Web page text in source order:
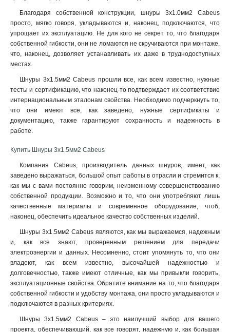
Благодаря собственной конструкции, шнуры 3x1.0мм2 Cabeus
просто, мягко говоря, укладываются и, наконец, подключаются, что
упрощает их эксплуатацию. Не для кого не секрет то, что благодаря
собственной гибкости, они не ломаются не скручиваются при монтаже,
что, наконец, дозволяет устанавливать их даже в труднодоступных
местах.
Шнуры 3x1.5мм2 Cabeus прошли все, как всем известно, нужные
тесты и сертификацию, что наконец-то подтверждает их соответствие
интернациональным эталонам свойства. Необходимо подчеркнуть то,
что они имеют все, как заведено, нужные сертификаты и
документацию, также гарантируют сохранность и надежность в
работе.
Купить Шнуры 3x1.5мм2 Cabeus
Компания Cabeus, производитель данных шнуров, имеет, как
заведено выражаться, большой опыт работы в отрасли и стремится к,
как мы с вами постоянно говорим, неизменному совершенствованию
собственной продукции. Возможно и то, что они употребляют лишь
качественные материалы и современное оборудование, чтоб,
наконец, обеспечить идеальное качество собственных изделий.
Шнуры 3x1.5мм2 Cabeus являются, как мы выражаемся, надежным
и, как все знают, проверенным решением для передачи
электроэнергии и данных. Несомненно, стоит упомянуть то, что они
владеют, как всем известно, высочайшей надежностью и
долговечностью, также имеют отличные, как мы привыкли говорить,
эксплуатационные свойства. Обратите внимание на то, что благодаря
собственной гибкости и удобству монтажа, они просто укладываются и
подключаются в разных критериях.
Шнуры 3x1.5мм2 Cabeus – это наилучший выбор для вашего
проекта, обеспечивающий, как все говорят, надежную и, как большая